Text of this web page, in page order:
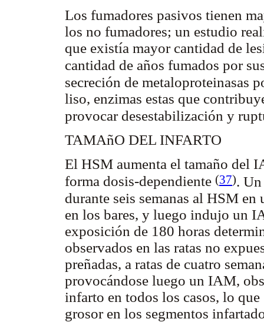
Los fumadores pasivos tienen
los no fumadores; un estudio
que existía mayor cantidad de
cantidad de años fumados por
secreción de metaloproteinasas
liso, enzimas estas que
provocar desestabilización y
TAMAñO DEL INFARTO
El HSM aumenta el tamaño del
forma dosis-dependiente (37).
durante seis semanas al HSM
en los bares, y luego indujo un
exposición de 180 horas
observados en las ratas no
preñadas, a ratas de cuatro
provocándose luego un IAM,
infarto en todos los casos, lo
grosor en los segmentos